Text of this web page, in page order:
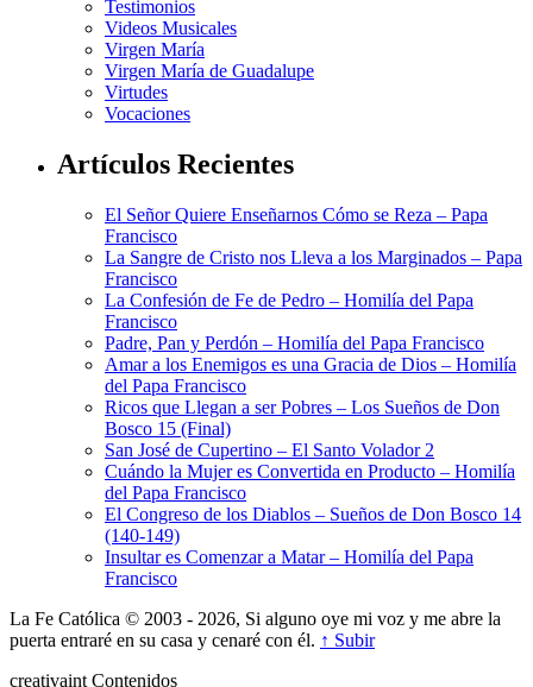
Testimonios
Videos Musicales
Virgen María
Virgen María de Guadalupe
Virtudes
Vocaciones
Artículos Recientes
El Señor Quiere Enseñarnos Cómo se Reza – Papa
Francisco
La Sangre de Cristo nos Lleva a los Marginados – Papa
Francisco
La Confesión de Fe de Pedro – Homilía del Papa
Francisco
Padre, Pan y Perdón – Homilía del Papa Francisco
Amar a los Enemigos es una Gracia de Dios – Homilía
del Papa Francisco
Ricos que Llegan a ser Pobres – Los Sueños de Don
Bosco 15 (Final)
San José de Cupertino – El Santo Volador 2
Cuándo la Mujer es Convertida en Producto – Homilía
del Papa Francisco
El Congreso de los Diablos – Sueños de Don Bosco 14
(140-149)
Insultar es Comenzar a Matar – Homilía del Papa
Francisco
La Fe Católica © 2003 - 2026, Si alguno oye mi voz y me abre la
puerta entraré en su casa y cenaré con él. ↑ Subir
creativaint Contenidos